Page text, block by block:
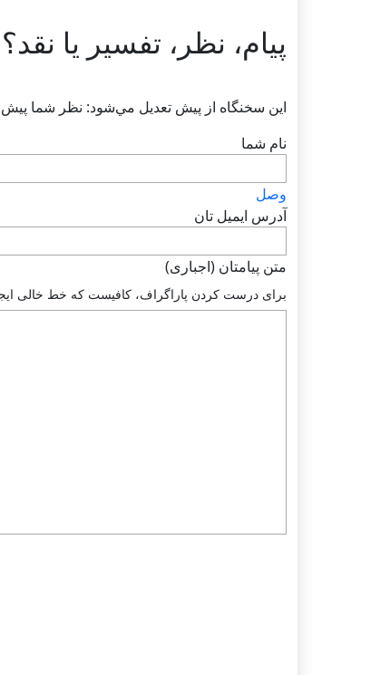
پیام، نظر، تفسیر یا نقد؟
اين سخنگاه از پيش تعديل مي‌شود: نظر شما پيش
نام شما
وصل
آدرس ايميل تان
متن پيامتان (اجباری)
براى درست كردن پاراگراف، كافيست كه خط خالى ايجاد كنيد.